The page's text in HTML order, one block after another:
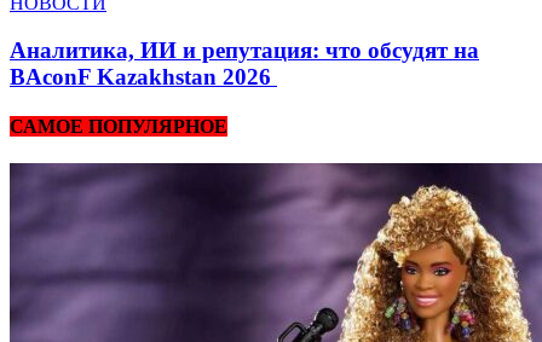
Аналитика, ИИ и репутация: что обсудят на
BAconF Kazakhstan 2026
САМОЕ ПОПУЛЯРНОЕ